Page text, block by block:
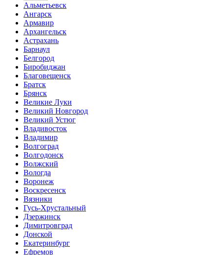
Альметьевск
Ангарск
Армавир
Архангельск
Астрахань
Барнаул
Белгород
Биробиджан
Благовещенск
Братск
Брянск
Великие Луки
Великий Новгород
Великий Устюг
Владивосток
Владимир
Волгоград
Волгодонск
Волжский
Вологда
Воронеж
Воскресенск
Вязники
Гусь-Хрустальный
Дзержинск
Димитровград
Донской
Екатеринбург
Ефремов